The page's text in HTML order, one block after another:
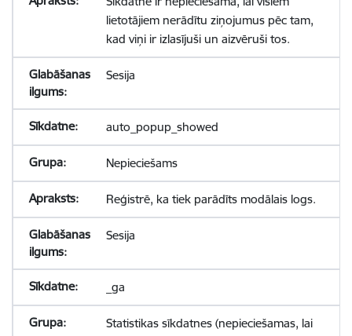
lietotājiem nerādītu ziņojumus pēc tam,
kad viņi ir izlasījuši un aizvēruši tos.
Sesija
auto_popup_showed
Nepieciešams
Reģistrē, ka tiek parādīts modālais logs.
Sesija
_ga
Statistikas sīkdatnes (nepieciešamas, lai